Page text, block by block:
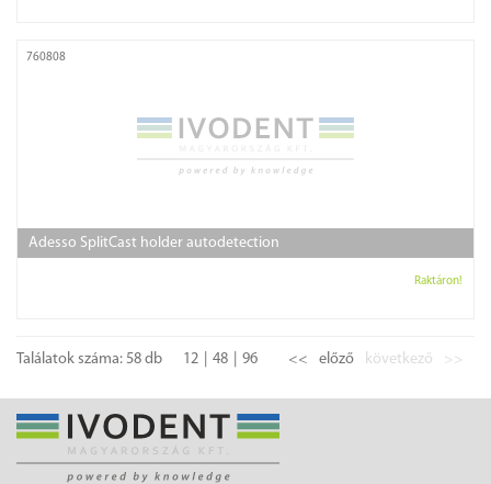
760808
Adesso SplitCast holder autodetection
Raktáron!
Találatok száma: 58 db 12 48 96 << előző következő >>